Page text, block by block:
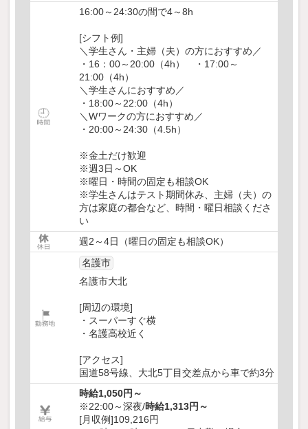
16:00～24:30の間で4～8h
[シフト例]
＼学生さん・主婦（夫）の方におすすめ／
・16：00～20:00（4h） ・17:00～
21:00（4h）
＼学生さんにおすすめ／
・18:00～22:00（4h）
＼Wワークの方におすすめ／
・20:00～24:30（4.5h）
※金土だけ歓迎
※週3日～OK
※曜日・時間の固定も相談OK
※学生さんはテスト期間休み、主婦（夫）の
方は家庭の都合など、時間・曜日相談くださ
い
週2～4日（曜日の固定も相談OK）
名護市
名護市大北
[周辺の環境]
・スーパーすぐ横
・名護高校近く
[アクセス]
国道58号線、大北5丁目交差点から車で約3分
時給1,050円～
※22:00～深夜/時給1,313円～
[月収例]109,216円